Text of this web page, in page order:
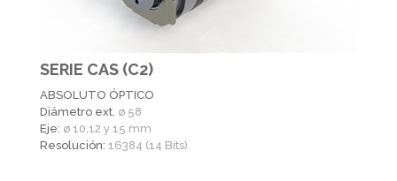
SERIE CAS (C2)
ABSOLUTO ÓPTICO
Diámetro ext. ø 58
Eje: ø 10,12 y 15 mm
Resolución: 16384 (14 Bits).